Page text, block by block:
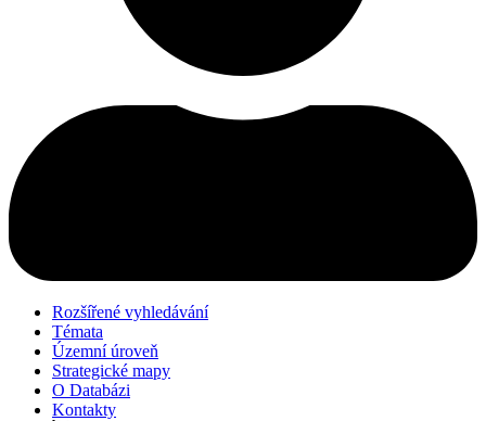
Rozšířené vyhledávání
Témata
Územní úroveň
Strategické mapy
O Databázi
Kontakty